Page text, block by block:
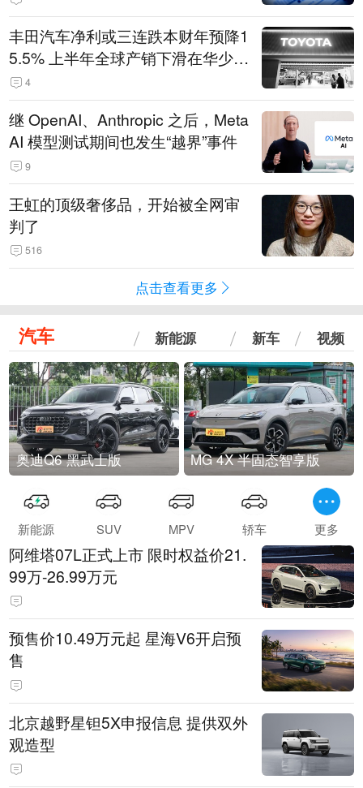
丰田汽车净利或三连跌本财年预降1
5.5% 上半年全球产销下滑在华少卖
14.3万辆
4
继 OpenAI、Anthropic 之后，Meta
AI 模型测试期间也发生“越界”事件
9
王虹的顶级奢侈品，开始被全网审
判了
516
点击查看更多
汽车 新能源 新车 视频
奥迪Q6 黑武士版 MG 4X 半固态智享版
新能源 SUV MPV 轿车 更多
阿维塔07L正式上市 限时权益价21.
99万-26.99万元
预售价10.49万元起 星海V6开启预
售
北京越野星钽5X申报信息 提供双外
观造型